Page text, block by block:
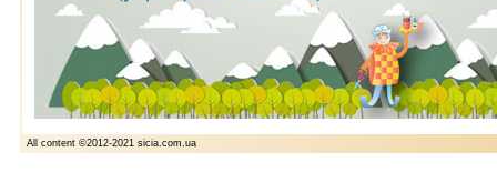
All content ©2012-2021 sicia.com.ua